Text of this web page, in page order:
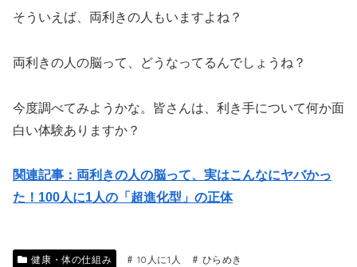
そういえば、両利きの人もいますよね？
両利きの人の脳って、どうなってるんでしょうね？
今度調べてみようかな。皆さんは、利き手について何か面
白い体験ありますか？
関連記事：両利きの人の脳って、実はこんなにヤバかっ
た！100人に1人の「超進化型」の正体
健康・体の仕組み 10人に1人
ひらめき